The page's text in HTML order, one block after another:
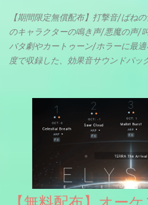
【期間限定無償配布】打撃音/ばね
のキャラクターの鳴き声/悪魔の声/
バタ劇やカートゥーン/ホラーに最
度で収録した、効果音サウンドパッ